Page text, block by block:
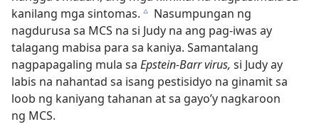
kanilang mga sintomas. c Nasumpungan ng
nagdurusa sa MCS na si Judy na ang pag-iwas ay
talagang mabisa para sa kaniya. Samantalang
nagpapagaling mula sa Epstein-Barr virus, si Judy ay
labis na nahantad sa isang pestisidyo na ginamit sa
loob ng kaniyang tahanan at sa gayo’y nagkaroon
ng MCS.